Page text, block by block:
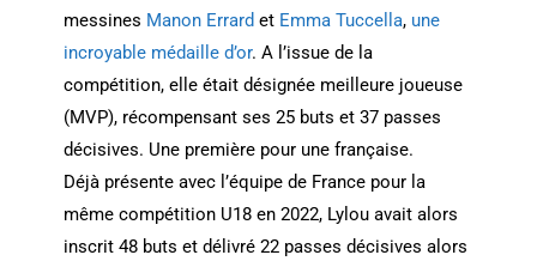
messines Manon Errard et Emma Tuccella, une
incroyable médaille d’or. A l’issue de la
compétition, elle était désignée meilleure joueuse
(MVP), récompensant ses 25 buts et 37 passes
décisives. Une première pour une française.
Déjà présente avec l’équipe de France pour la
même compétition U18 en 2022, Lylou avait alors
inscrit 48 buts et délivré 22 passes décisives alors